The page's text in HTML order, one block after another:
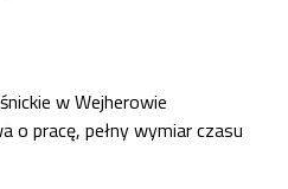
w Wejherowie
o pracę, pełny wymiar czasu